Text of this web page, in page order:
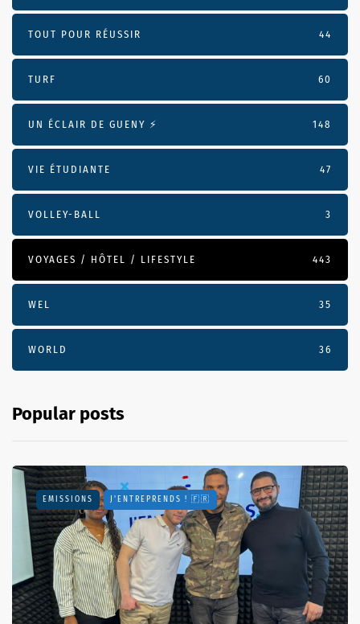
TOUT POUR RÉUSSIR 44
TURF 60
UN ÉCLAIR DE GUENY ⚡️ 148
VIE ÉTUDIANTE 47
VOLLEY-BALL 3
VOYAGES / HÔTEL / LIFESTYLE 443
WEL 35
WORLD 36
Popular posts
EMISSIONS J'ENTREPRENDS ! 🇫🇷